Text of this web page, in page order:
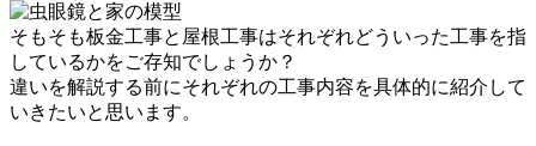
そもそも板金工事と屋根工事はそれぞれどういった工事を指
しているかをご存知でしょうか？
違いを解説する前にそれぞれの工事内容を具体的に紹介して
いきたいと思います。